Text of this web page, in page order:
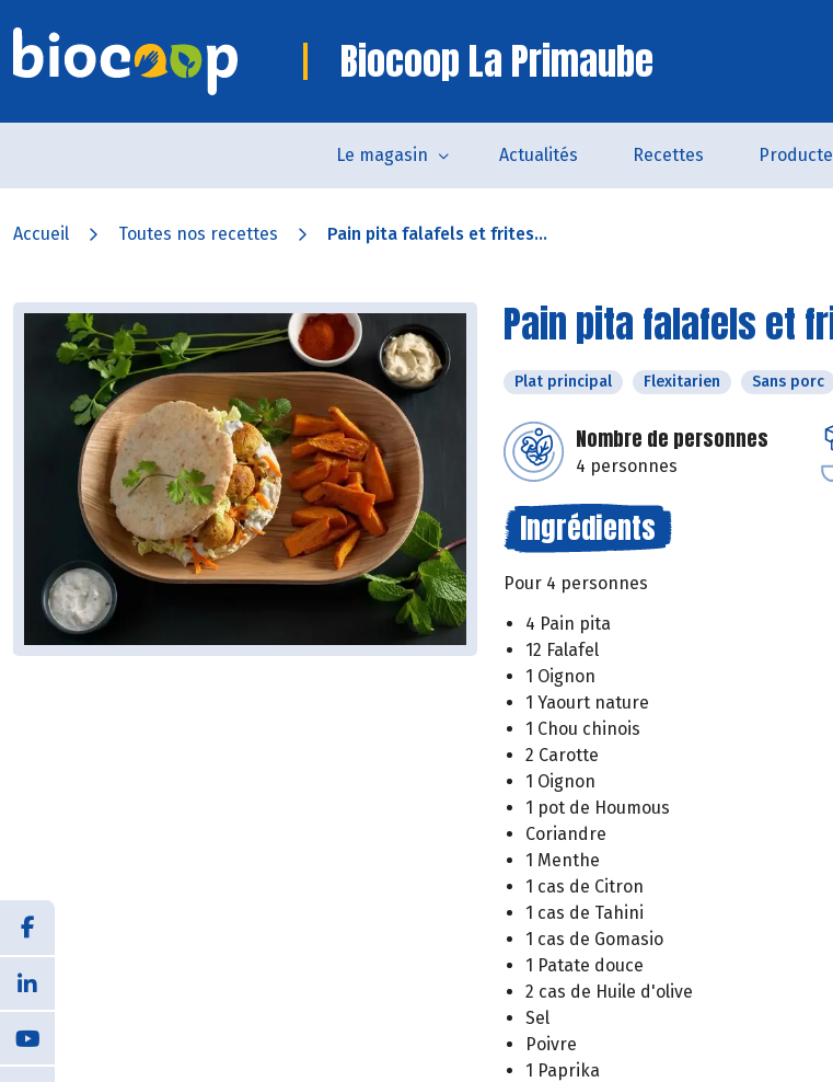
Biocoop La Primaube
Le magasin Actualités Recettes
Accueil Toutes nos recettes Pain pita falafels et frites...
Pain pita falafels et
Plat principal Flexitarien Sans porc
Nombre de personnes
4 personnes
Ingrédients
Pour 4 personnes
4 Pain pita
12 Falafel
1 Oignon
1 Yaourt nature
1 Chou chinois
2 Carotte
1 Oignon
1 pot de Houmous
Coriandre
1 Menthe
1 cas de Citron
1 cas de Tahini
1 cas de Gomasio
1 Patate douce
2 cas de Huile d'olive
Sel
Poivre
1 Paprika